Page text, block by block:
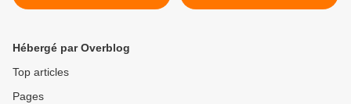
>
Hébergé par Overblog
Top articles
Pages